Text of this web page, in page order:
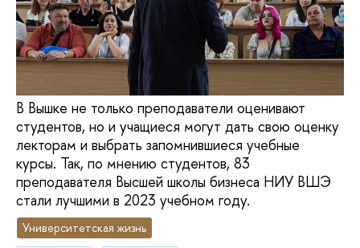
В Вышке не только преподаватели оценивают
студентов, но и учащиеся могут дать свою оценку
лекторам и выбрать запомнившиеся учебные
курсы. Так, по мнению студентов, 83
преподавателя Высшей школы бизнеса НИУ ВШЭ
стали лучшими в 2023 учебном году.
Университетская жизнь